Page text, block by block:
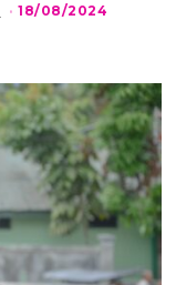
18/08/2024
8
/
2
0
2
4